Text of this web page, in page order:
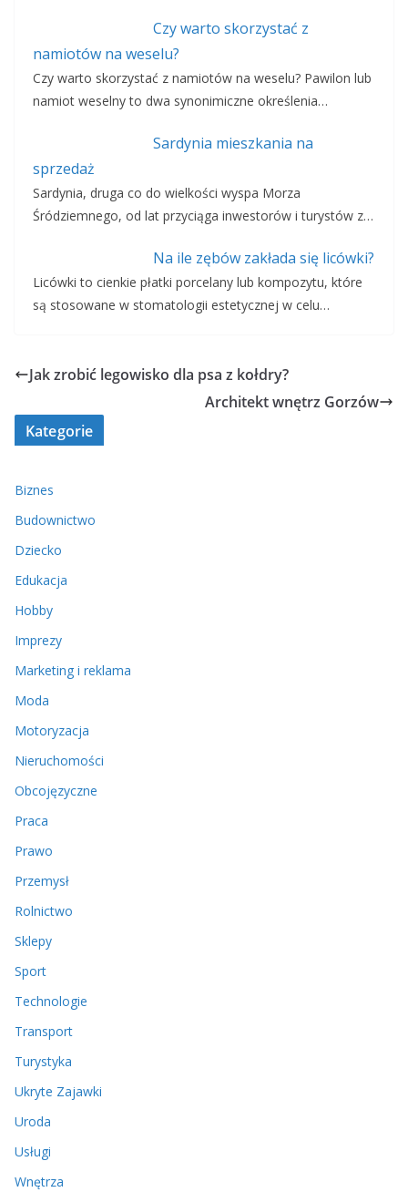
Czy warto skorzystać z
namiotów na weselu?
Czy warto skorzystać z namiotów na weselu? Pawilon lub
namiot weselny to dwa synonimiczne określenia…
Sardynia mieszkania na
sprzedaż
Sardynia, druga co do wielkości wyspa Morza
Śródziemnego, od lat przyciąga inwestorów i turystów z…
Na ile zębów zakłada się licówki?
Licówki to cienkie płatki porcelany lub kompozytu, które
są stosowane w stomatologii estetycznej w celu…
Jak zrobić legowisko dla psa z kołdry?
Architekt wnętrz Gorzów
Kategorie
Biznes
Budownictwo
Dziecko
Edukacja
Hobby
Imprezy
Marketing i reklama
Moda
Motoryzacja
Nieruchomości
Obcojęzyczne
Praca
Prawo
Przemysł
Rolnictwo
Sklepy
Sport
Technologie
Transport
Turystyka
Ukryte Zajawki
Uroda
Usługi
Wnętrza